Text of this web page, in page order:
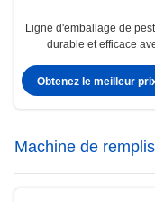
Ligne d'emballage de
durable et efficace
Obtenez le meilleur
Machine de